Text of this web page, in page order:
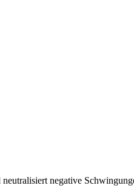
negative